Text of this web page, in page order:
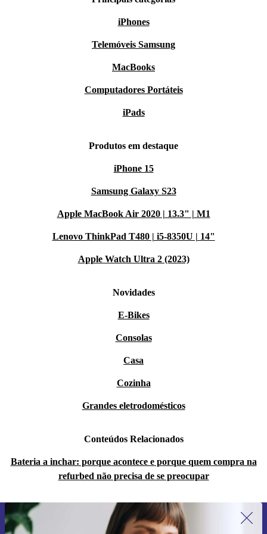
iPhones
Telemóveis Samsung
MacBooks
Computadores Portáteis
iPads
Produtos em destaque
iPhone 15
Samsung Galaxy S23
Apple MacBook Air 2020 | 13.3" | M1
Lenovo ThinkPad T480 | i5-8350U | 14"
Apple Watch Ultra 2 (2023)
Novidades
E-Bikes
Consolas
Casa
Cozinha
Grandes eletrodomésticos
Conteúdos Relacionados
Bateria a inchar: porque acontece e porque quem compra na
refurbed não precisa de se preocupar
Subscreve a nossa newsletter pela